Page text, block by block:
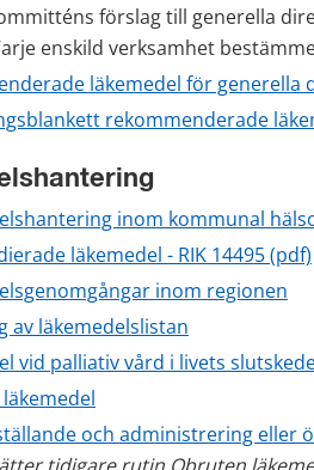
förslag till generella
enskild verksamhet
läkemedel för generella
rekommenderade
inom kommunal
läkemedel - RIK 14495 (pdf)
inom regionen
av läkemedelslistan
vid palliativ vård i livets
och administrering eller